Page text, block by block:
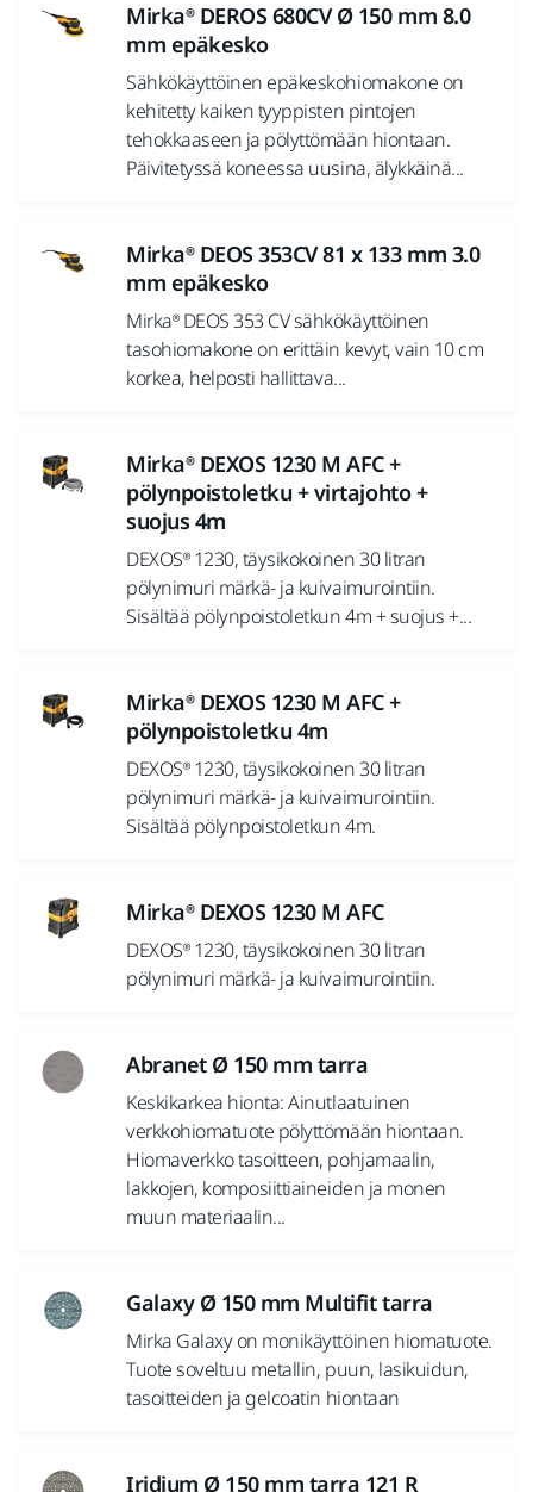
Mirka® DEROS 680CV Ø 150 mm 8.0
mm epäkesko
Sähkökäyttöinen epäkeskohiomakone on
kehitetty kaiken tyyppisten pintojen
tehokkaaseen ja pölyttömään hiontaan.
Päivitetyssä koneessa uusina, älykkäinä...
Mirka® DEOS 353CV 81 x 133 mm 3.0
mm epäkesko
Mirka® DEOS 353 CV sähkökäyttöinen
tasohiomakone on erittäin kevyt, vain 10 cm
korkea, helposti hallittava...
Mirka® DEXOS 1230 M AFC +
pölynpoistoletku + virtajohto +
suojus 4m
DEXOS® 1230, täysikokoinen 30 litran
pölynimuri märkä- ja kuivaimurointiin.
Sisältää pölynpoistoletkun 4m + suojus +...
Mirka® DEXOS 1230 M AFC +
pölynpoistoletku 4m
DEXOS® 1230, täysikokoinen 30 litran
pölynimuri märkä- ja kuivaimurointiin.
Sisältää pölynpoistoletkun 4m.
Mirka® DEXOS 1230 M AFC
DEXOS® 1230, täysikokoinen 30 litran
pölynimuri märkä- ja kuivaimurointiin.
Abranet Ø 150 mm tarra
Keskikarkea hionta: Ainutlaatuinen
verkkohiomatuote pölyttömään hiontaan.
Hiomaverkko tasoitteen, pohjamaalin,
lakkojen, komposiittiaineiden ja monen
muun materiaalin...
Galaxy Ø 150 mm Multifit tarra
Mirka Galaxy on monikäyttöinen hiomatuote.
Tuote soveltuu metallin, puun, lasikuidun,
tasoitteiden ja gelcoatin hiontaan
Iridium Ø 150 mm tarra 121 R